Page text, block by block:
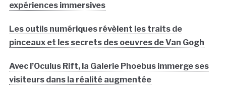
expériences immersives
Les outils numériques révèlent les traits de
pinceaux et les secrets des oeuvres de Van Gogh
Avec l’Oculus Rift, la Galerie Phoebus immerge ses
visiteurs dans la réalité augmentée